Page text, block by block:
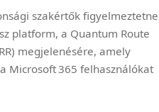
szakértők
platform, a Quantum Route
megjelenésére, amely
Microsoft 365 felhasználókat